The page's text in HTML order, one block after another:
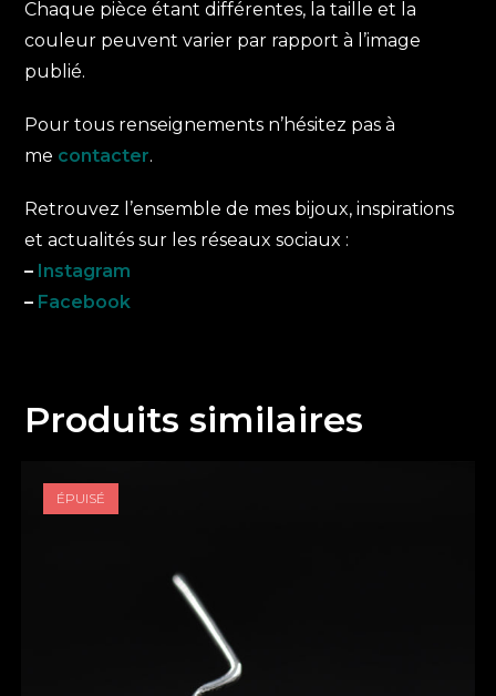
Chaque pièce étant différentes, la taille et la
couleur peuvent varier par rapport à l’image
publié.
Pour tous renseignements n’hésitez pas à
me contacter.
Retrouvez l’ensemble de mes bijoux, inspirations
et actualités sur les réseaux sociaux :
– Instagram
– Facebook
Produits similaires
ÉPUISÉ